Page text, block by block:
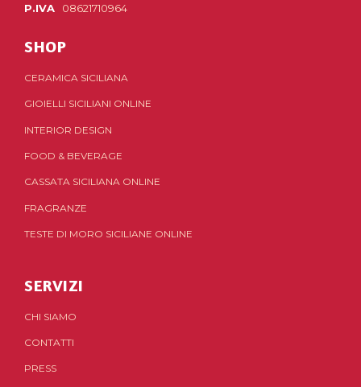
P.IVA 08621710964
SHOP
CERAMICA SICILIANA
GIOIELLI SICILIANI ONLINE
INTERIOR DESIGN
FOOD & BEVERAGE
CASSATA SICILIANA ONLINE
FRAGRANZE
TESTE DI MORO SICILIANE ONLINE
SERVIZI
CHI SIAMO
CONTATTI
PRESS